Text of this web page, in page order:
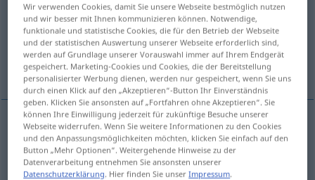
Übersicht aller Übersetzungen
(Für mehr Details die Übersetzung anklicken/antippen)
unterstützen
unterstützen respaldar
Wir verwenden Cookies, damit Sie unsere Webseite bestmöglich nutzen
und wir besser mit Ihnen kommunizieren können. Notwendige,
funktionale und statistische Cookies, die für den Betrieb der Webseite
und der statistischen Auswertung unserer Webseite erforderlich sind,
werden auf Grundlage unserer Vorauswahl immer auf Ihrem Endgerät
gespeichert. Marketing-Cookies und Cookies, die der Bereitstellung
personalisierter Werbung dienen, werden nur gespeichert, wenn Sie uns
durch einen Klick auf den „Akzeptieren“-Button Ihr Einverständnis
geben. Klicken Sie ansonsten auf „Fortfahren ohne Akzeptieren“. Sie
können Ihre Einwilligung jederzeit für zukünftige Besuche unserer
Webseite widerrufen. Wenn Sie weitere Informationen zu den Cookies
und den Anpassungsmöglichkeiten möchten, klicken Sie einfach auf den
Button „Mehr Optionen“. Weitergehende Hinweise zu der
Datenverarbeitung entnehmen Sie ansonsten unserer
Datenschutzerklärung. Hier finden Sie unserImpressum.